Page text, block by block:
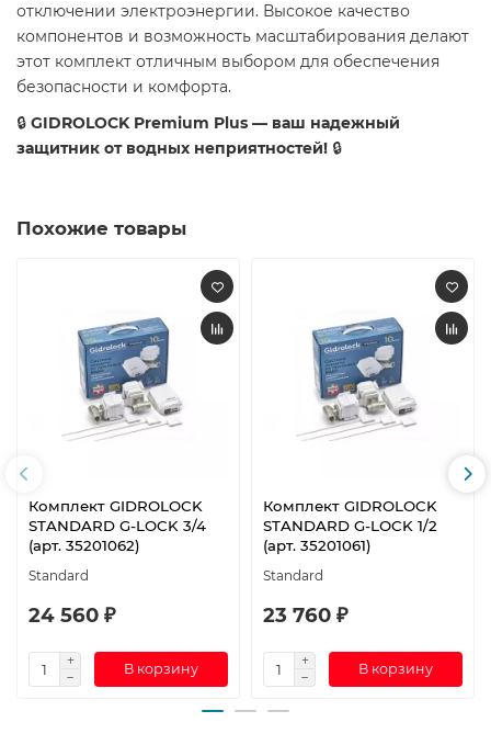
отключении электроэнергии. Высокое качество
компонентов и возможность масштабирования делают
этот комплект отличным выбором для обеспечения
безопасности и комфорта.
🔒 GIDROLOCK Premium Plus — ваш надежный
защитник от водных неприятностей! 🔒
Похожие товары
Комплект GIDROLOCK
STANDARD G-LOCK 3/4
(арт. 35201062)
Standard
24 560 ₽
В корзину
Комплект GIDROLOCK
STANDARD G-LOCK 1/2
(арт. 35201061)
Standard
23 760 ₽
В корзину